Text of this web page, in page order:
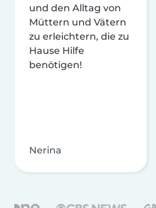
und den Alltag von
Müttern und Vätern
zu erleichtern, die zu
Hause Hilfe
benötigen!
Nerina